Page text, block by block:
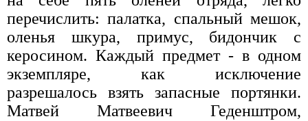
перечислить: палатка, спальный мешок,
оленья шкура, примус, бидончик с
керосином. Каждый предмет - в одном
экземпляре, как исключение
разрешалось взять запасные портянки.
Матвей Матвеевич Геденштром,